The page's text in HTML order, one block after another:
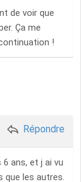
de voir que
Ça me
!
Répondre
ans, et j ai vu
que les autres.